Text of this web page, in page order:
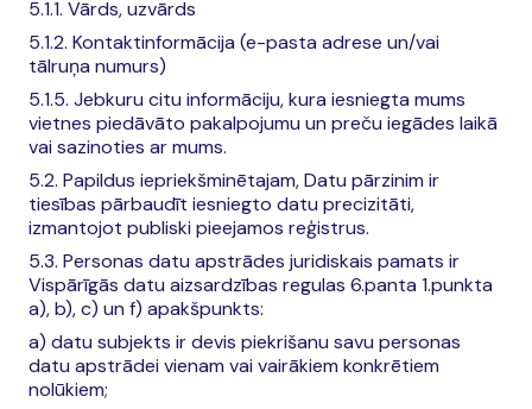
5.1.1. Vārds, uzvārds
5.1.2. Kontaktinformācija (e-pasta adrese un/vai
tālruņa numurs)
5.1.5. Jebkuru citu informāciju, kura iesniegta mums
vietnes piedāvāto pakalpojumu un preču iegādes laikā
vai sazinoties ar mums.
5.2. Papildus iepriekšminētajam, Datu pārzinim ir
tiesības pārbaudīt iesniegto datu precizitāti,
izmantojot publiski pieejamos reģistrus.
5.3. Personas datu apstrādes juridiskais pamats ir
Vispārīgās datu aizsardzības regulas 6.panta 1.punkta
a), b), c) un f) apakšpunkts:
a) datu subjekts ir devis piekrišanu savu personas
datu apstrādei vienam vai vairākiem konkrētiem
nolūkiem;